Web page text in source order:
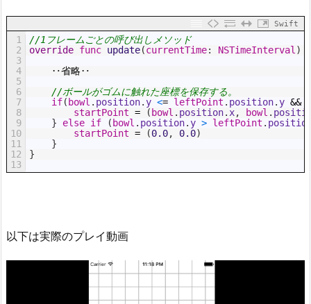
Swift
1
2
3
4
5
6
7
8
9
10
11
12
13
//1フレームごとの呼び出しメソッド
override func update(currentTime: NSTimeInterval )
‥省略‥
//ボールがゴムに触れた座標を保存する。
if( bowl . position. y <= leftPoint . position. y &&
startPoint = ( bowl . position. x, bowl .
}
else if ( bowl . position. y > leftPoint .
startPoint = (0.0, 0.0)
}
}
以下は実際のプレイ動画